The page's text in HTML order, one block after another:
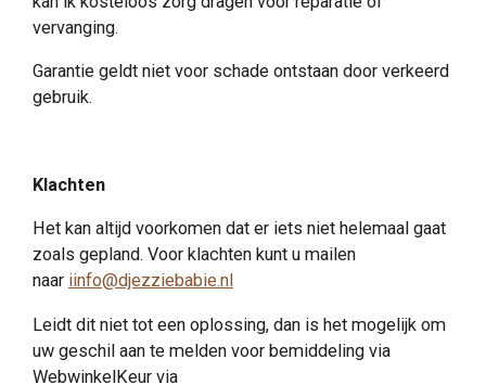
vervanging.
Garantie geldt niet voor schade ontstaan door verkeerd
gebruik.
Klachten
Het kan altijd voorkomen dat er iets niet helemaal gaat
zoals gepland. Voor klachten kunt u mailen
naar iinfo@djezziebabie.nl
Leidt dit niet tot een oplossing, dan is het mogelijk om
uw geschil aan te melden voor bemiddeling via
WebwinkelKeur via